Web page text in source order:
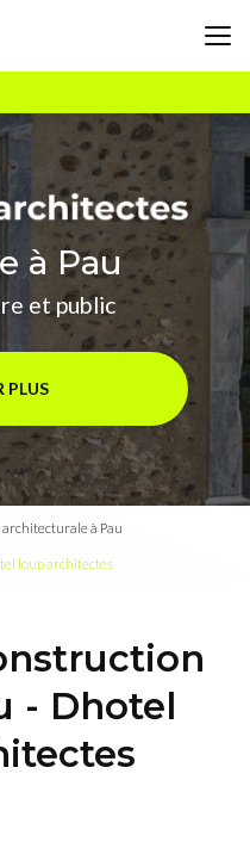
à Pau
et public
PLUS
à Pau
loup architectes
- Dhotel